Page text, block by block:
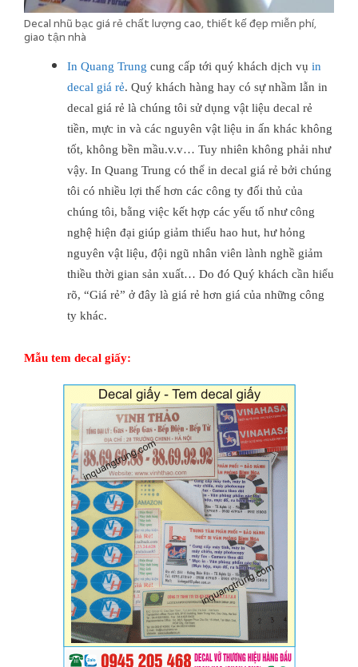
Decal nhũ bạc giá rẻ chất lượng cao, thiết kế đẹp miễn phí,
giao tận nhà
In Quang Trung cung cấp tới quý khách dịch vụ in
decal giá rẻ. Quý khách hàng hay có sự nhầm lẫn in
decal giá rẻ là chúng tôi sử dụng vật liệu decal rẻ
tiền, mực in và các nguyên vật liệu in ấn khác không
tốt, không bền mầu.v.v… Tuy nhiên không phải như
vậy. In Quang Trung có thể in decal giá rẻ bởi chúng
tôi có nhiều lợi thế hơn các công ty đối thủ của
chúng tôi, bằng việc kết hợp các yếu tố như công
nghệ hiện đại giúp giảm thiểu hao hut, hư hỏng
nguyên vật liệu, đội ngũ nhân viên lành nghề giảm
thiều thời gian sản xuất… Do đó Quý khách cần hiểu
rõ, “Giá rẻ” ở đây là giá rẻ hơn giá của những công
ty khác.
Mẫu tem decal giấy: